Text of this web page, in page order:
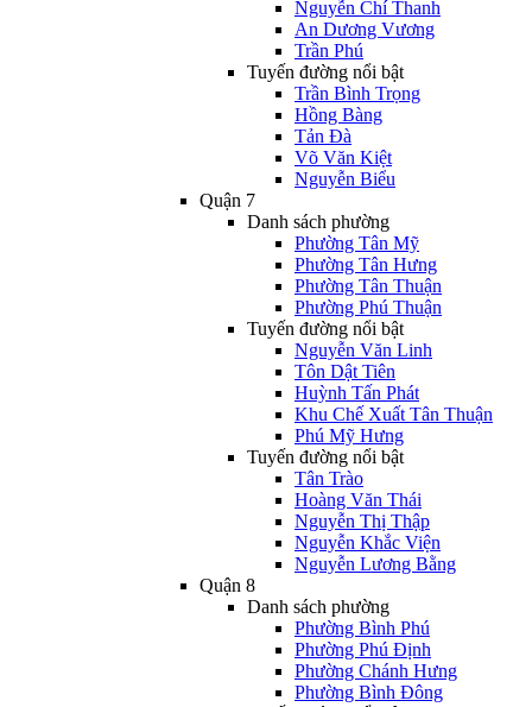
Nguyễn Chí Thanh
An Dương Vương
Trần Phú
Tuyến đường nổi bật
Trần Bình Trọng
Hồng Bàng
Tản Đà
Võ Văn Kiệt
Nguyễn Biểu
Quận 7
Danh sách phường
Phường Tân Mỹ
Phường Tân Hưng
Phường Tân Thuận
Phường Phú Thuận
Tuyến đường nổi bật
Nguyễn Văn Linh
Tôn Dật Tiên
Huỳnh Tấn Phát
Khu Chế Xuất Tân Thuận
Phú Mỹ Hưng
Tuyến đường nổi bật
Tân Trào
Hoàng Văn Thái
Nguyễn Thị Thập
Nguyễn Khắc Viện
Nguyễn Lương Bằng
Quận 8
Danh sách phường
Phường Bình Phú
Phường Phú Định
Phường Chánh Hưng
Phường Bình Đông